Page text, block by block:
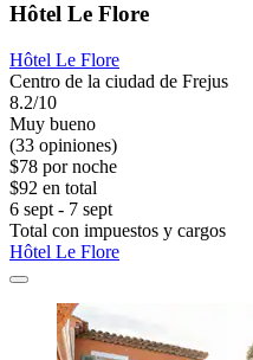
Hôtel Le Flore
Hôtel Le Flore
Centro de la ciudad de Frejus
8.2/10
Muy bueno
(33 opiniones)
$78 por noche
$92 en total
6 sept - 7 sept
Total con impuestos y cargos
Hôtel Le Flore